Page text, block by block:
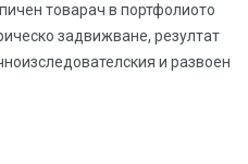
товарач в портфолиото
задвижване, резултат
и развоен